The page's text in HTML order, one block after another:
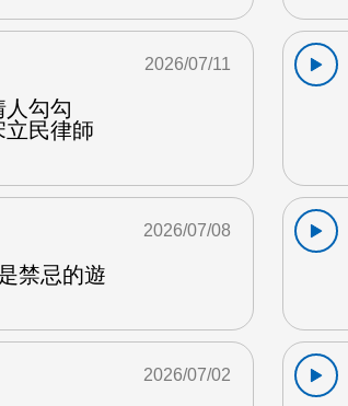
人勾勾
民律師
2026/07/11
禁忌的遊
2026/07/08
2026/07/02